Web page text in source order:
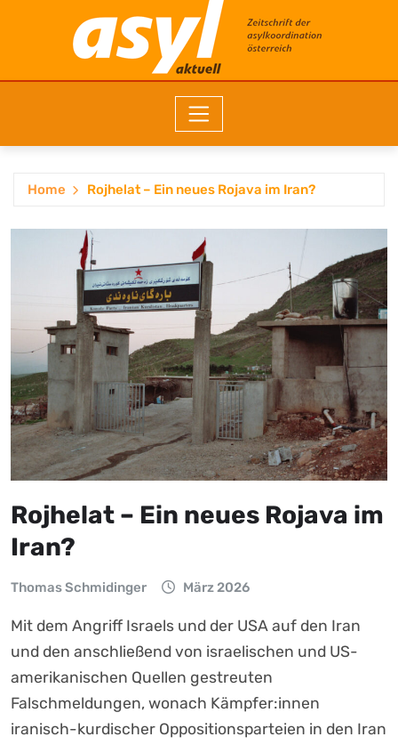
Home Rojhelat – Ein neues Rojava im Iran?
Rojhelat – Ein neues Rojava im
Iran?
Thomas Schmidinger März 2026
Mit dem Angriff Israels und der USA auf den Iran
und den anschließend von israelischen und US-
amerikanischen Quellen gestreuten
Falschmeldungen, wonach Kämpfer:innen
iranisch-kurdischer Oppositionsparteien in den Iran